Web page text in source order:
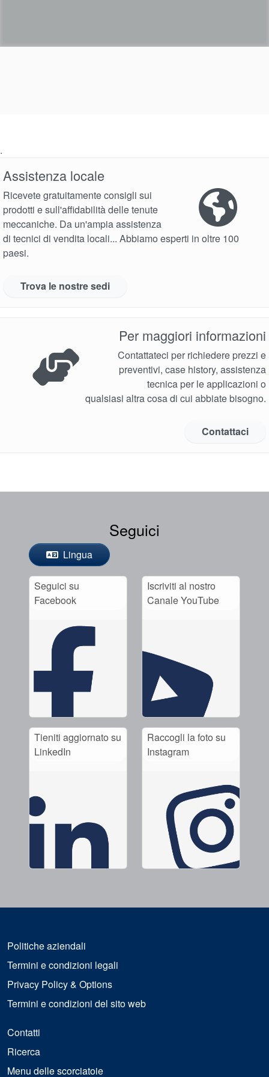
.
Assistenza locale
Ricevete gratuitamente consigli sui
prodotti e sull'affidabilità delle tenute
meccaniche. Da un'ampia assistenza
di tecnici di vendita locali... Abbiamo esperti in oltre 100
paesi.
Trova le nostre sedi
Per maggiori informazioni
Contattateci per richiedere prezzi e
preventivi, case history, assistenza
tecnica per le applicazioni o
qualsiasi altra cosa di cui abbiate bisogno.
Contattaci
Seguici
Lingua
Seguici su
Facebook
Iscriviti al nostro
Canale YouTube
Tieniti aggiornato su
LinkedIn
Raccogli la foto su
Instagram
Politiche aziendali
Termini e condizioni legali
Privacy Policy & Options
Termini e condizioni del sito web
Contatti
Ricerca
Menu delle scorciatoie